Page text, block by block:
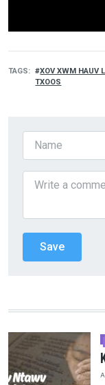
TAGS
XOV XWM HAUV
TXOOS